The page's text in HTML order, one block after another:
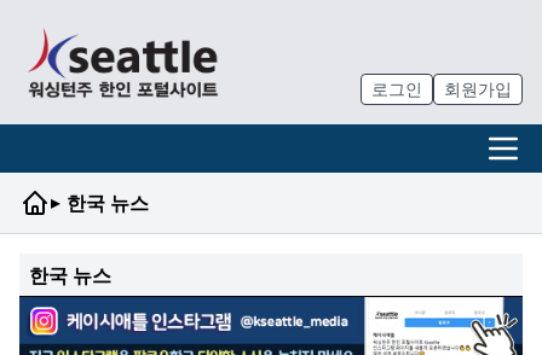
로그인 회원가입
▸ 한국 뉴스
한국 뉴스